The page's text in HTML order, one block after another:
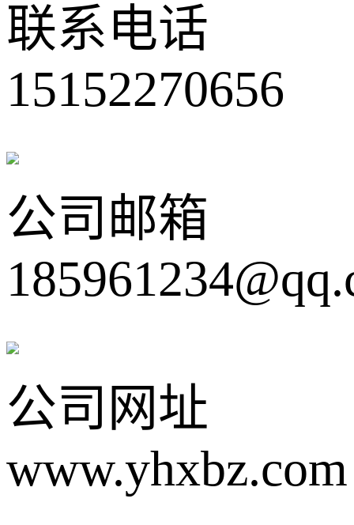
联系电话
15152270656
公司邮箱
公司网址
www.yhxbz.com